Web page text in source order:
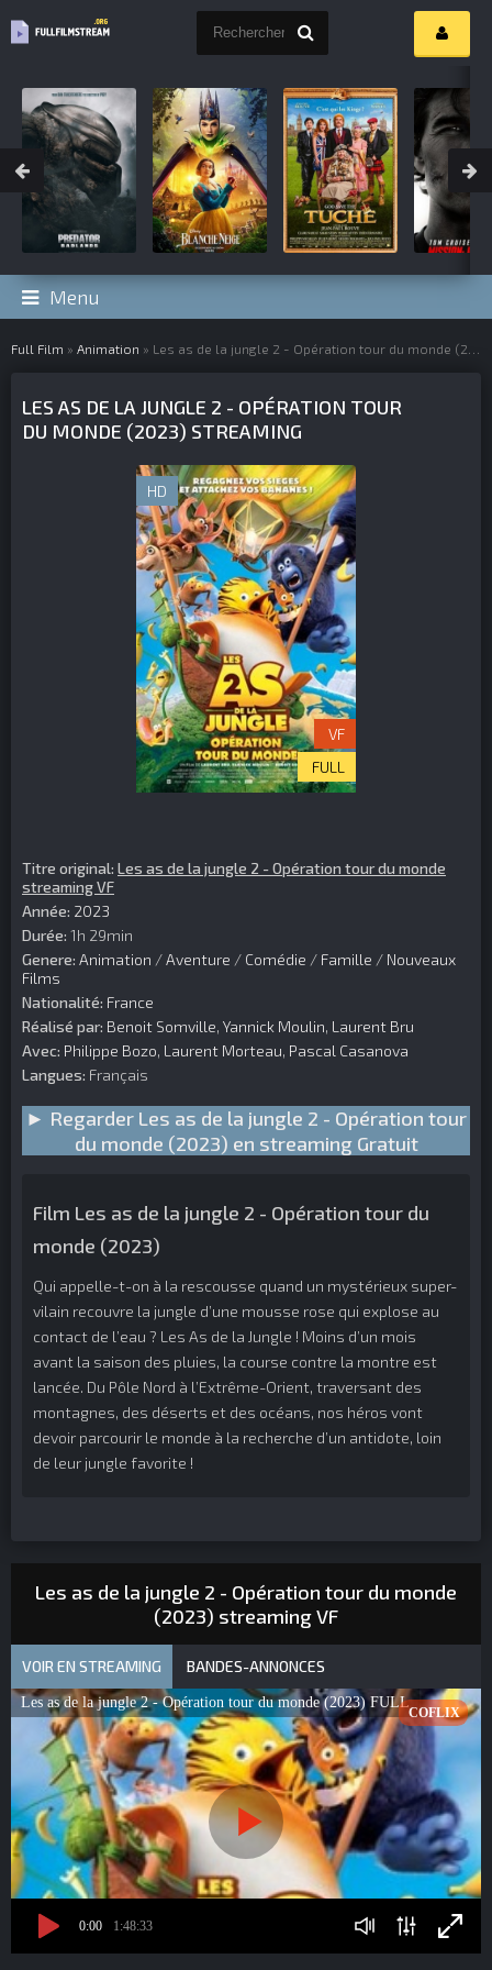
Menu
Full Film » Animation » Les as de la jungle 2 - Opération tour du monde (2023)
LES AS DE LA JUNGLE 2 - OPÉRATION TOUR
DU MONDE (2023) STREAMING
HD
VF
FULL
Titre original: Les as de la jungle 2 - Opération tour du monde
streaming VF
Année: 2023
Durée: 1h 29min
Genere: Animation /Aventure / Comédie / Famille / Nouveaux
Films
Nationalité: France
Réalisé par: Benoit Somville, Yannick Moulin, Laurent Bru
Avec: Philippe Bozo, Laurent Morteau, Pascal Casanova
Langues: Français
► Regarder Les as de la jungle 2 - Opération tour
du monde (2023) en streaming Gratuit
Film Les as de la jungle 2 - Opération tour du
monde (2023)
Qui appelle-t-on à la rescousse quand un mystérieux super-
vilain recouvre la jungle d’une mousse rose qui explose au
contact de l’eau ? Les As de la Jungle ! Moins d’un mois
avant la saison des pluies, la course contre la montre est
lancée. Du Pôle Nord à l’Extrême-Orient, traversant des
montagnes, des déserts et des océans, nos héros vont
devoir parcourir le monde à la recherche d’un antidote, loin
de leur jungle favorite !
Les as de la jungle 2 - Opération tour du monde
(2023) streaming VF
VOIR EN STREAMING BANDES-ANNONCES
Les as de la jungle 2 - Opération tour du monde (2023) FULL
0:00 1:48:33
COFLIX